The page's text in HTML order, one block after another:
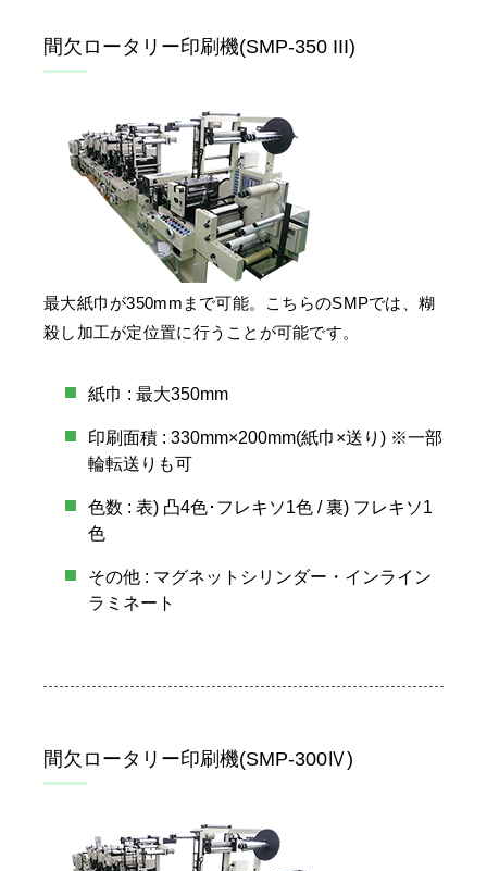
間欠ロータリー印刷機(SMP-350 III)
最大紙巾が350mmまで可能。こちらのSMPでは、糊
殺し加工が定位置に行うことが可能です。
紙巾 : 最大350mm
印刷面積 : 330mm×200mm(紙巾×送り) ※一部
輪転送りも可
色数 : 表) 凸4色･フレキソ1色 / 裏) フレキソ1
色
その他 : マグネットシリンダー・インライン
ラミネート
間欠ロータリー印刷機(SMP-300Ⅳ)